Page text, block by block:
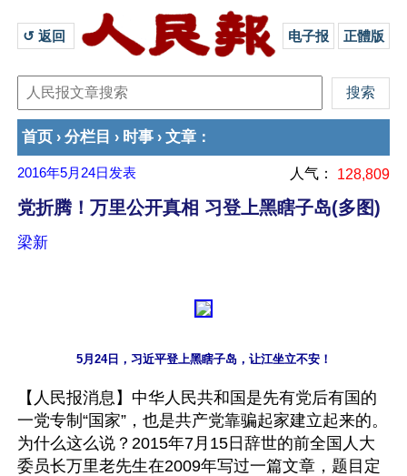
↺ 返回 电子报 正體版
首页 › 分栏目 › 时事 › 文章 ：
2016年5月24日 发表 人气： 128,809
党折腾！万里公开真相 习登上黑瞎子岛(多图)
梁新
5月24日，习近平登上黑瞎子岛，让江坐立不安！
【人民报消息】中华人民共和国是先有党后有国的
一党专制“国家”，也是共产党靠骗起家建立起来的。
为什么这么说？2015年7月15日辞世的前全国人大
委员长万里老先生在2009年写过一篇文章，题目定